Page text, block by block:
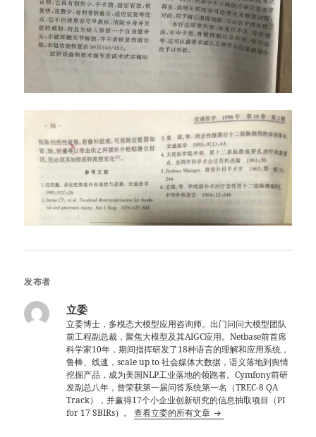
发布者
立委
立委博士，多模态大模型应用咨询师。出门问问大模型团队
前工程副总裁，聚焦大模型及其AIGC应用。Netbase前首席
科学家10年，期间指挥研发了18种语言的理解和应用系统，
鲁棒、线速，scale up to 社会媒体大数据，语义落地到舆情
挖掘产品，成为美国NLP工业落地的领跑者。Cymfony前研
发副总八年，曾荣获第一届问答系统第一名（TREC-8 QA
Track），并赢得17个小企业创新研究的信息抽取项目（PI
for 17 SBIRs）。查看立委的所有文章